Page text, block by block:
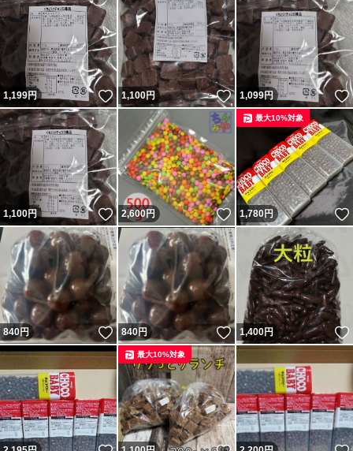
1,199円 いいね！
1,100円 いいね！
1,099円
1,100円 いいね！
2,600円 いいね！
1,780円
最大10%対象
840円 いいね！
840円 いいね！
1,400円
最大10%対象